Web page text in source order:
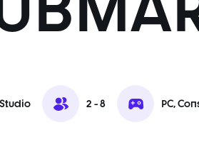
Studio 2 - 8 PC,